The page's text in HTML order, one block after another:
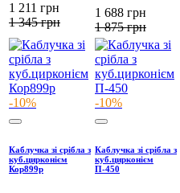
1 211 грн
1 345грн
1 688 грн
1 875грн
-10%
Каблучка зі срібла з
куб.цирконієм
Кор899р
-10%
Каблучка зі срібла з
куб.цирконієм
П-450